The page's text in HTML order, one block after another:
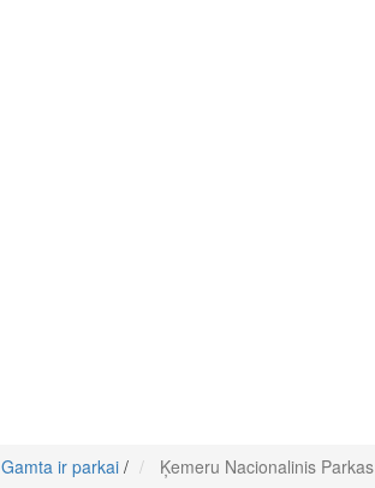
Gamta ir parkai / Ķemeru Nacionalinis Parkas